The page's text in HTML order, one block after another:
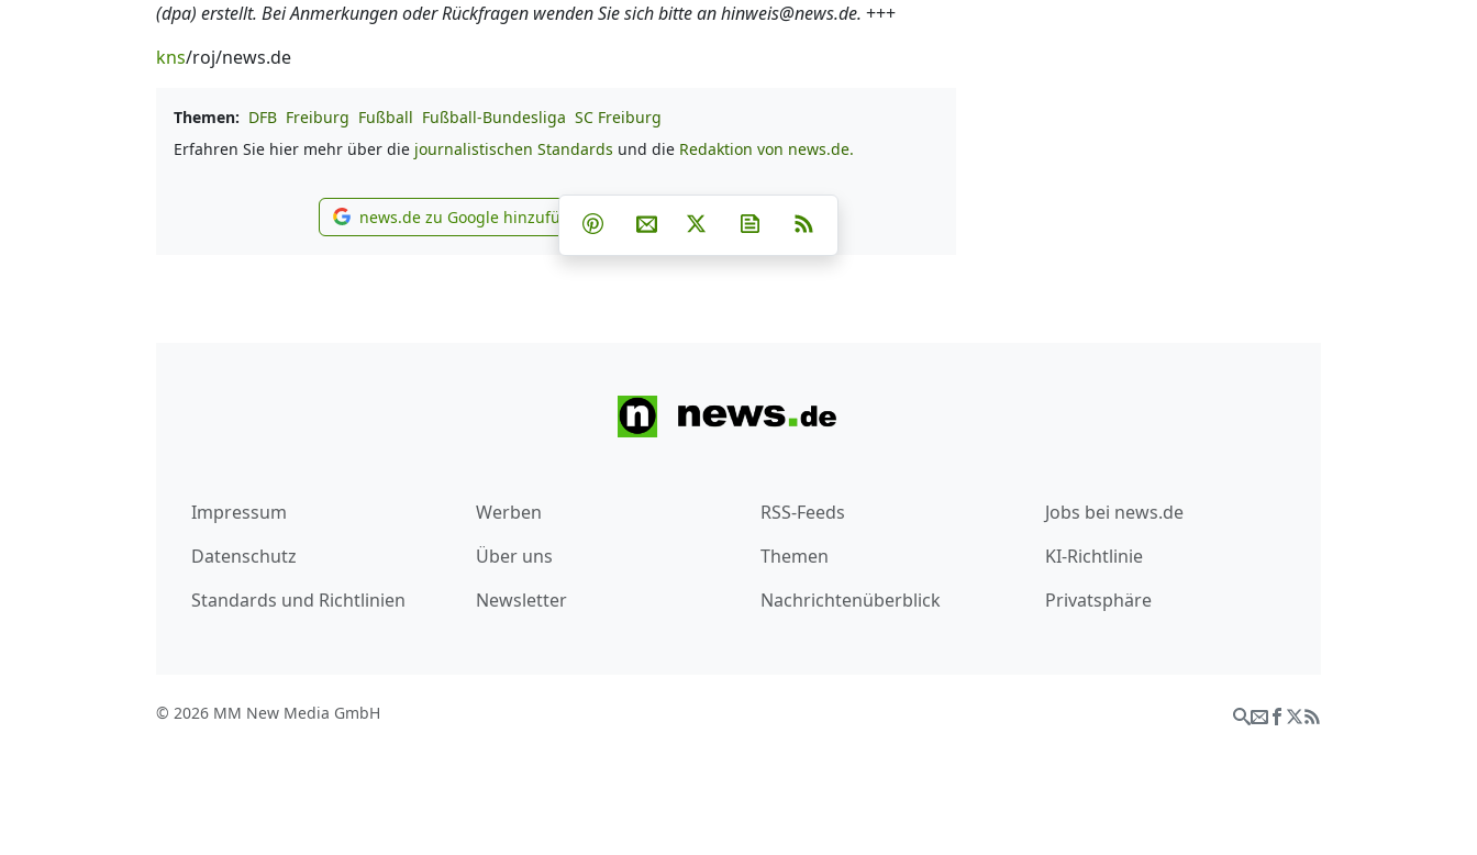
(dpa) erstellt. Bei Anmerkungen oder Rückfragen wenden Sie sich bitte an hinweis@news.de. +++
kns/roj/news.de
Themen: DFB Freiburg Fußball Fußball-Bundesliga SC Freiburg
Erfahren Sie hier mehr über die journalistischen Standards und die Redaktion von news.de.
news.de zu Google hinzufügen
news.de zu Google hinzufügen Teilen auf Facebook
Teilen auf Whatsapp
Teilen auf Telegram
Teilen auf Pinterest
Per E-Mail teilen
Post auf XNewsletter abonnieren
Impressum
Datenschutz
Standards und Richtlinien
Werben
Über uns
Newsletter
RSS-Feeds
Themen
Nachrichtenüberblick
Jobs bei news.de
KI-Richtlinie
Privatsphäre
© 2026 MM New Media GmbH